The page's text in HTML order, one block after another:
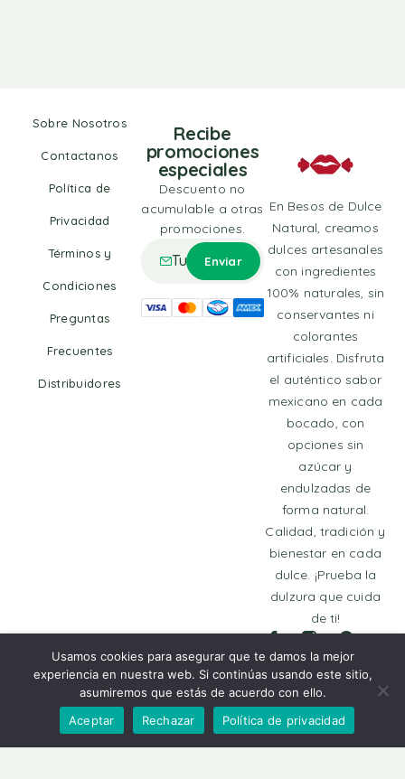
Añadir Al Carrito
Sobre Nosotros
Contactanos
Política de
Privacidad
Términos y
Condiciones
Preguntas
Frecuentes
Distribuidores
En Besos de Dulce
Natural, creamos
dulces artesanales
con ingredientes
100% naturales, sin
conservantes ni
colorantes
artificiales. Disfruta
el auténtico sabor
mexicano en cada
bocado, con
opciones sin
azúcar y
endulzadas de
forma natural.
Calidad, tradición y
bienestar en cada
dulce. ¡Prueba la
dulzura que cuida
de ti!
© 2025 Derechos
Reservados
Recibe
promociones
especiales
Descuento no
acumulable a otras
promociones.
Usamos cookies para asegurar que te damos la mejor
experiencia en nuestra web. Si continúas usando este sitio,
asumiremos que estás de acuerdo con ello.
Aceptar
Rechazar Política de privacidad